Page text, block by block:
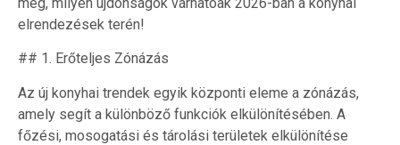
elrendezések terén!
## 1. Erőteljes Zónázás
Az új konyhai trendek egyik központi eleme a zónázás,
amely segít a különböző funkciók elkülönítésében. A
főzési, mosogatási és tárolási területek elkülönítése